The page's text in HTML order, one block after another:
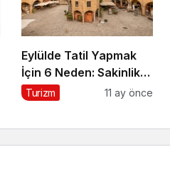
Eylülde Tatil Yapmak
İçin 6 Neden: Sakinlik,
Ekonomi ve Keyif Bir
Turizm 11 ay önce